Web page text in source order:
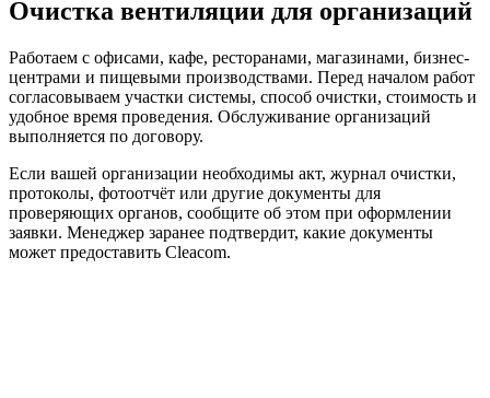
Очистка вентиляции для организаций
Работаем с офисами, кафе, ресторанами, магазинами, бизнес-
центрами и пищевыми производствами. Перед началом работ
согласовываем участки системы, способ очистки, стоимость и
удобное время проведения. Обслуживание организаций
выполняется по договору.
Если вашей организации необходимы акт, журнал очистки,
протоколы, фотоотчёт или другие документы для
проверяющих органов, сообщите об этом при оформлении
заявки. Менеджер заранее подтвердит, какие документы
может предоставить Cleacom.